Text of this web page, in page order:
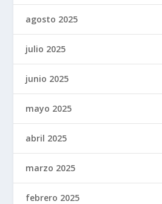
agosto 2025
julio 2025
junio 2025
mayo 2025
abril 2025
marzo 2025
febrero 2025